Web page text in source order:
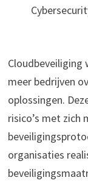
meer bedrijven
oplossingen.
risico’s met zich
organisaties